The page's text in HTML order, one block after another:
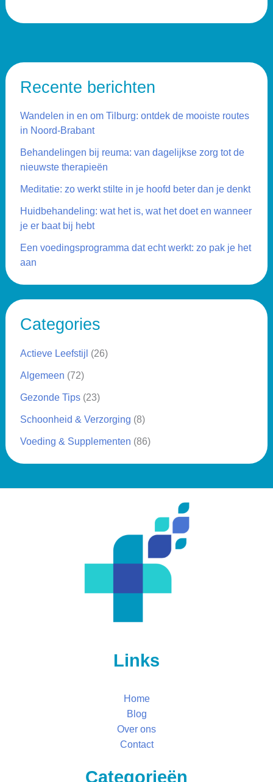
Recente berichten
Wandelen in en om Tilburg: ontdek de mooiste routes
in Noord-Brabant
Behandelingen bij reuma: van dagelijkse zorg tot de
nieuwste therapieën
Meditatie: zo werkt stilte in je hoofd beter dan je denkt
Huidbehandeling: wat het is, wat het doet en wanneer
je er baat bij hebt
Een voedingsprogramma dat echt werkt: zo pak je het
aan
Categories
Actieve Leefstijl (26)
Algemeen (72)
Gezonde Tips(23)
Schoonheid & Verzorging (8)
Voeding & Supplementen (86)
Links
Home
Blog
Over ons
Contact
Categorieën